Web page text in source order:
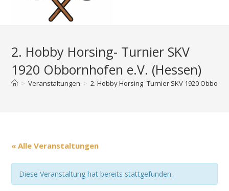
2. Hobby Horsing- Turnier SKV
1920 Obbornhofen e.V. (Hessen)
> Veranstaltungen > 2. Hobby Horsing- Turnier SKV 1920
« Alle Veranstaltungen
Diese Veranstaltung hat bereits stattgefunden.